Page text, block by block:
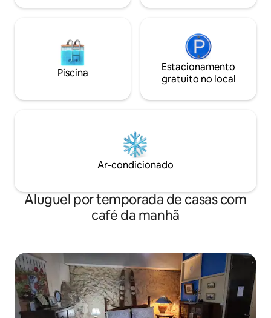
Piscina
Estacionamento
gratuito no local
Ar-condicionado
Aluguel por temporada de casas com
café da manhã